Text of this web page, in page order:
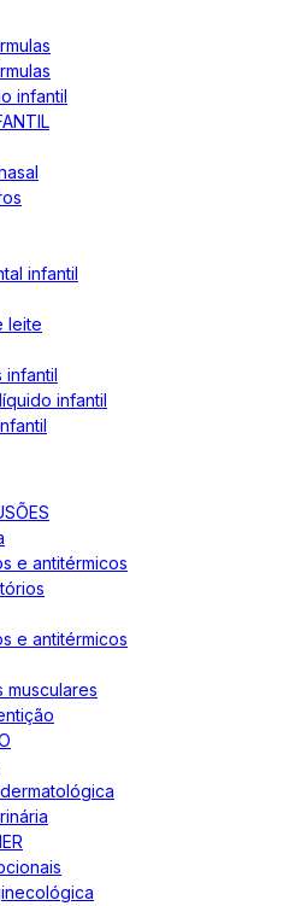
infantil
infantil
leite
infantil
infantil
e antitérmicos
e antitérmicos
musculares